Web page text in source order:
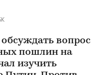
вопрос
пошлин на
изучить